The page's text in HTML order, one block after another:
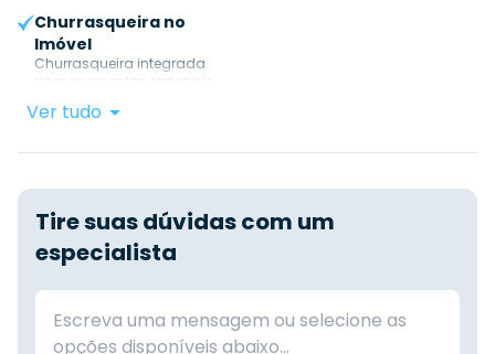
Churrasqueira no
Imóvel
Churrasqueira integrada
para momentos especiais.
Ver tudo
Tire suas dúvidas com um
especialista